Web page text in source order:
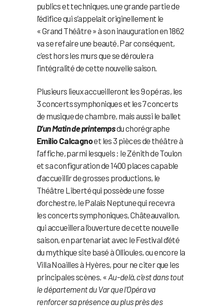
publics et techniques, une grande partie de
l’édifice qui s’appelait originellement le
« Grand Théâtre » à son inauguration en 1862
va se refaire une beauté. Par conséquent,
c’est hors les murs que se déroulera
l’intégralité de cette nouvelle saison.
Plusieurs lieux accueilleront les 9 opéras, les
3 concerts symphoniques et les 7 concerts
de musique de chambre, mais aussi le ballet
D’un Matin de printempsdu chorégraphe
Emilio Calcagnoet les 3 pièces de théâtre à
l’affiche, parmi lesquels : le Zénith de Toulon
et sa configuration de 1400 places capable
d’accueillir de grosses productions, le
Théâtre Liberté qui possède une fosse
d’orchestre, le Palais Neptune qui recevra
les concerts symphoniques, Châteauvallon,
qui accueillera l’ouverture de cette nouvelle
saison, en partenariat avec le Festival d’été
du mythique site basé à Ollioules, ou encore la
Villa Noailles à Hyères, pour ne citer que les
principales scènes. « Au-delà, c’est dans tout
le département du Var que l’Opéra va
renforcer sa présence au plus près des